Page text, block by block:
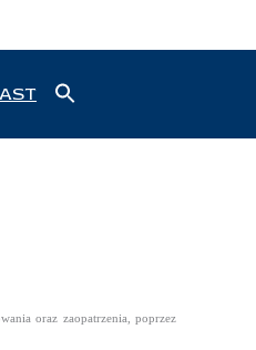
oraz zaopatrzenia, poprzez